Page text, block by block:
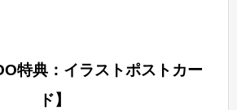
特典：イラストポストカー
ド】